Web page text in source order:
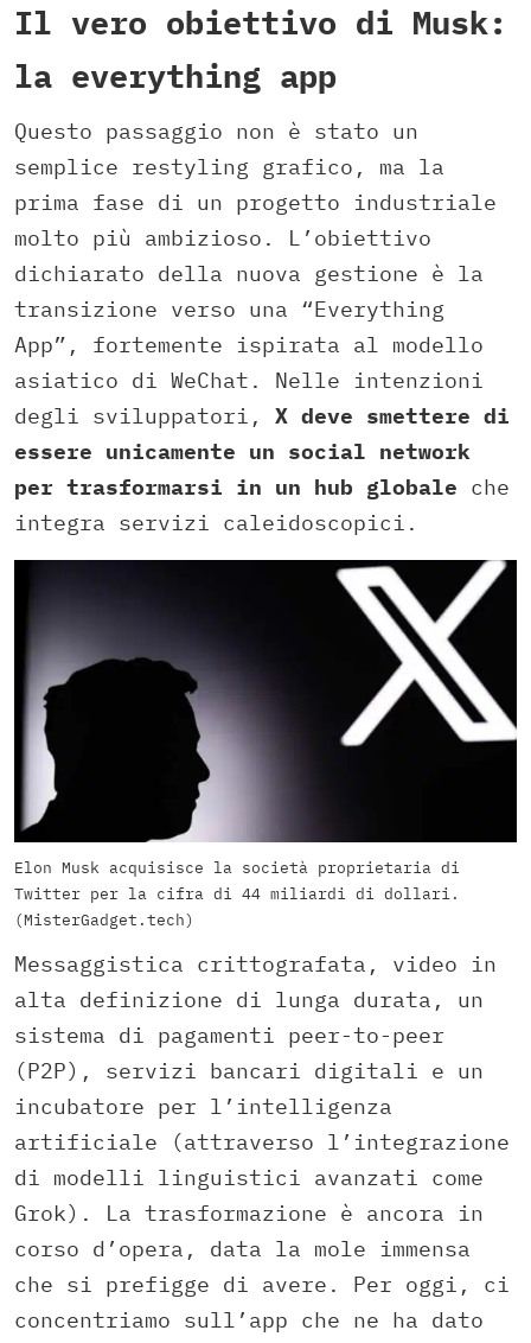
Il vero obiettivo di Musk:
la everything app
Questo passaggio non è stato un
semplice restyling grafico, ma la
prima fase di un progetto industriale
molto più ambizioso. L’obiettivo
dichiarato della nuova gestione è la
transizione verso una “Everything
App”, fortemente ispirata al modello
asiatico di WeChat. Nelle intenzioni
degli sviluppatori, X deve smettere di
essere unicamente un social network
per trasformarsi in un hub globale che
integra servizi caleidoscopici.
Elon Musk acquisisce la società proprietaria di
Twitter per la cifra di 44 miliardi di dollari.
(MisterGadget.tech)
Messaggistica crittografata, video in
alta definizione di lunga durata, un
sistema di pagamenti peer-to-peer
(P2P), servizi bancari digitali e un
incubatore per l’intelligenza
artificiale (attraverso l’integrazione
di modelli linguistici avanzati come
Grok). La trasformazione è ancora in
corso d’opera, data la mole immensa
che si prefigge di avere. Per oggi, ci
concentriamo sull’app che ne ha dato